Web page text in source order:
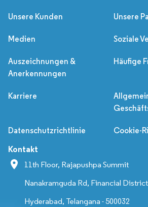
Unsere Kunden Unsere
Medien Soziale
Auszeichnungen &
Anerkennungen
Häufige
Karriere
Datenschutzrichtlinie Cookie-
Kontakt
11th Floor, Rajapushpa Summit
Nanakramguda Rd, Financial
Hyderabad, Telangana - 500032